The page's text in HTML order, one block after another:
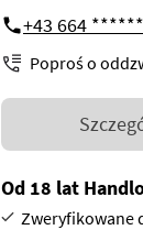
+43 664
Poproś o
Od 18 lat
Zweryfikowane